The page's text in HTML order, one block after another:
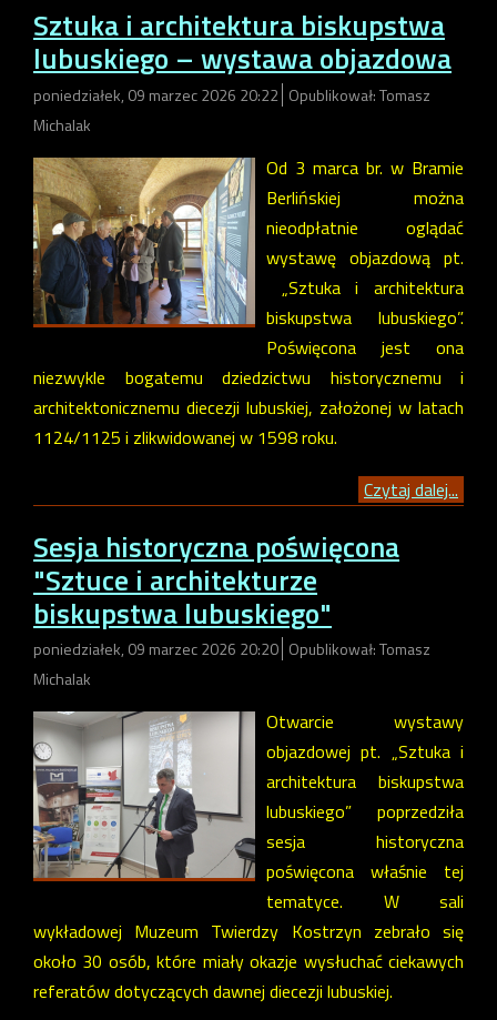
Sztuka i architektura biskupstwa
lubuskiego – wystawa objazdowa
poniedziałek, 09 marzec 2026 20:22 Opublikował: Tomasz
Michalak
Od 3 marca br. w Bramie
Berlińskiej można
nieodpłatnie oglądać
wystawę objazdową pt.
„Sztuka i architektura
biskupstwa lubuskiego”.
Poświęcona jest ona
niezwykle bogatemu dziedzictwu historycznemu i
architektonicznemu diecezji lubuskiej, założonej w latach
1124/1125 i zlikwidowanej w 1598 roku.
Czytaj dalej...
Sesja historyczna poświęcona
"Sztuce i architekturze
biskupstwa lubuskiego"
poniedziałek, 09 marzec 2026 20:20 Opublikował: Tomasz
Michalak
Otwarcie wystawy
objazdowej pt. „Sztuka i
architektura biskupstwa
lubuskiego” poprzedziła
sesja historyczna
poświęcona właśnie tej
tematyce. W sali
wykładowej Muzeum Twierdzy Kostrzyn zebrało się
około 30 osób, które miały okazje wysłuchać ciekawych
referatów dotyczących dawnej diecezji lubuskiej.